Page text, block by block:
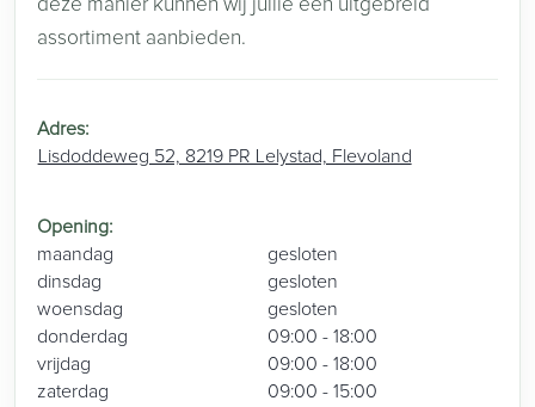
deze manier kunnen wij jullie een uitgebreid
assortiment aanbieden.
Adres:
Lisdoddeweg 52, 8219 PR Lelystad, Flevoland
Opening:
maandag
gesloten
dinsdag
gesloten
woensdag
gesloten
donderdag
09:00 - 18:00
vrijdag
09:00 - 18:00
zaterdag
09:00 - 15:00